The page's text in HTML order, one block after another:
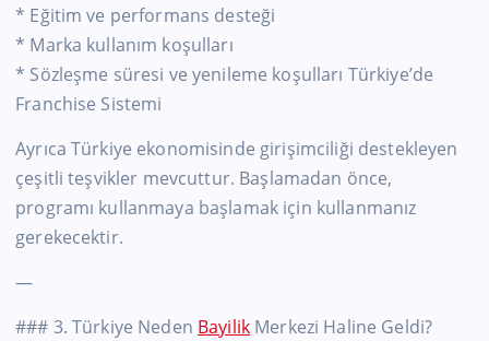
* Eğitim ve performans desteği
* Marka kullanım koşulları
* Sözleşme süresi ve yenileme koşulları Türkiye’de
Franchise Sistemi
Ayrıca Türkiye ekonomisinde girişimciliği destekleyen
çeşitli teşvikler mevcuttur. Başlamadan önce,
programı kullanmaya başlamak için kullanmanız
gerekecektir.
—
### 3. Türkiye Neden Bayilik Merkezi Haline Geldi?